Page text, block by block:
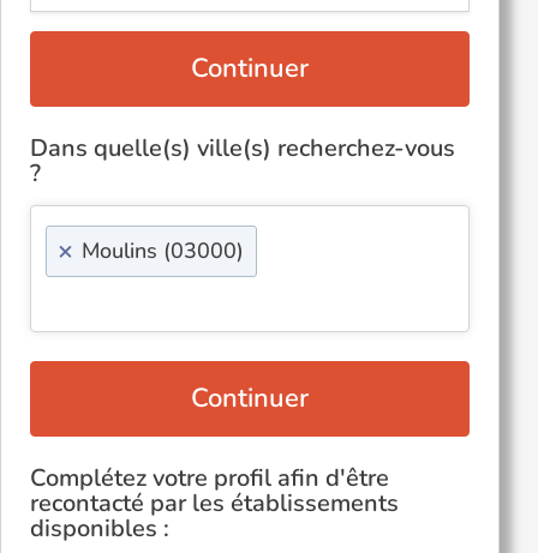
Continuer
Dans quelle(s) ville(s) recherchez-vous
?
× Moulins (03000)
Continuer
Complétez votre profil afin d'être
recontacté par les établissements
disponibles :